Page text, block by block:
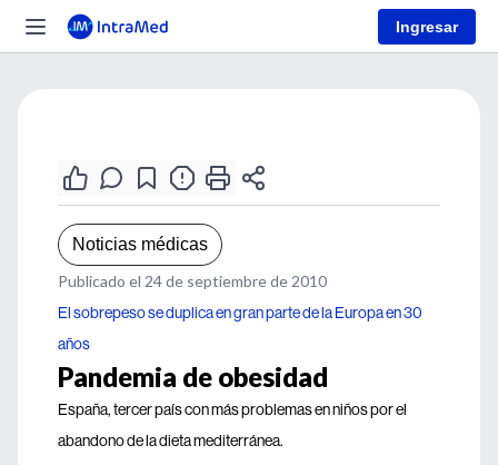
Ingresar
Noticias médicas
Publicado el 24 de septiembre de 2010
El sobrepeso se duplica en gran parte de la Europa en 30
años
Pandemia de obesidad
España, tercer país con más problemas en niños por el
abandono de la dieta mediterránea.